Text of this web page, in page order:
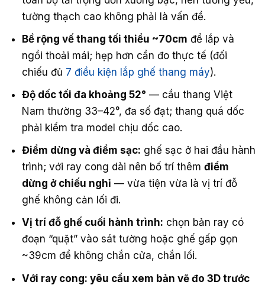
tường thạch cao không phải là vấn đề.
Bề rộng vế thang tối thiểu ~70cm để lắp và
ngồi thoải mái; hẹp hơn cần đo thực tế (đối
chiếu đủ 7 điều kiện lắp ghế thang máy).
Độ dốc tối đa khoảng 52° — cầu thang Việt
Nam thường 33–42°, đa số đạt; thang quá dốc
phải kiểm tra model chịu dốc cao.
Điểm dừng và điểm sạc: ghế sạc ở hai đầu hành
trình; với ray cong dài nên bố trí thêmđiểm
dừng ở chiếu nghỉ — vừa tiện vừa là vị trí đỗ
ghế không cản lối đi.
Vị trí đỗ ghế cuối hành trình: chọn bản ray có
đoạn “quặt” vào sát tường hoặc ghế gấp gọn
~39cm để không chắn cửa, chắn lối.
Với ray cong: yêu cầu xem bản vẽ đo 3D trước